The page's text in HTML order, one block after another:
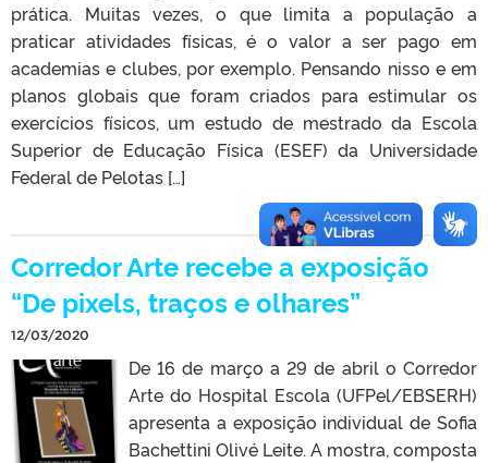
prática. Muitas vezes, o que limita a população a
praticar atividades físicas, é o valor a ser pago em
academias e clubes, por exemplo. Pensando nisso e em
planos globais que foram criados para estimular os
exercícios físicos, um estudo de mestrado da Escola
Superior de Educação Física (ESEF) da Universidade
Federal de Pelotas […]
Corredor Arte recebe a exposição
“De pixels, traços e olhares”
12/03/2020
De 16 de março a 29 de abril o Corredor
Arte do Hospital Escola (UFPel/EBSERH)
apresenta a exposição individual de Sofia
Bachettini Olivé Leite. A mostra, composta